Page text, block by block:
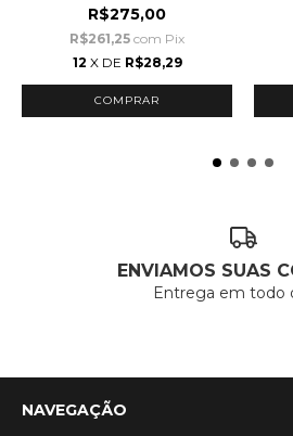
R$275,00
R$261,25 com Pix
12 X DE R$28,29
ENVIAMOS SUAS
Entrega em todo
NAVEGAÇÃO